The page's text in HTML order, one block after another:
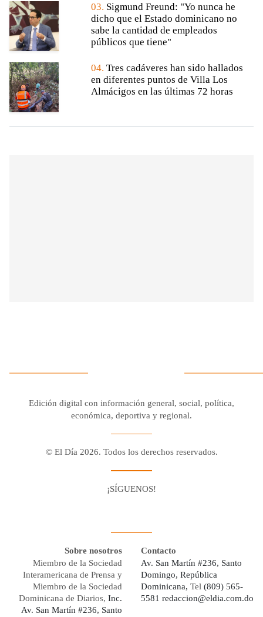
03. Sigmund Freund: "Yo nunca he
dicho que el Estado dominicano no
sabe la cantidad de empleados
públicos que tiene"
04. Tres cadáveres han sido hallados
en diferentes puntos de Villa Los
Almácigos en las últimas 72 horas
Edición digital con información general, social, política,
económica, deportiva y regional.
© El Día 2026. Todos los derechos reservados.
¡SÍGUENOS!
Sobre nosotros
Miembro de la Sociedad
Interamericana de Prensa y
Miembro de la Sociedad
Dominicana de Diarios, Inc.
Av. San Martín #236, Santo
Contacto
Av. San Martín #236, Santo
Domingo, República
Dominicana, Tel (809) 565-
5581 redaccion@eldia.com.do